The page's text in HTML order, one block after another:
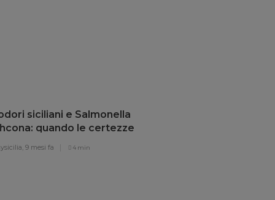
siciliani e Salmonella
quando le certezze
9 mesi fa 4 min